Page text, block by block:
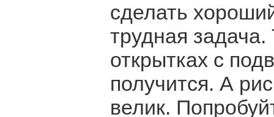
сделать
трудная задача.
открытках с
получится. А
велик.